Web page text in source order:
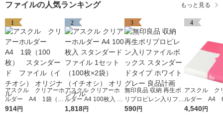
ファイルの人気ランキング もっと見る
1
アスクル クリアーホ
ルダー A4 1袋（10
0枚） スタンダー
914円
2
アスクル クリアーホ
ルダー A4 100枚入 ス
タンダード ファイル
1,818円
3
無印良品 収納 再生ポ
リプロピレン入りファ
イルボックス スタン
590円
4
アスクル ク
ルダー A4
エコノミー
4,540円